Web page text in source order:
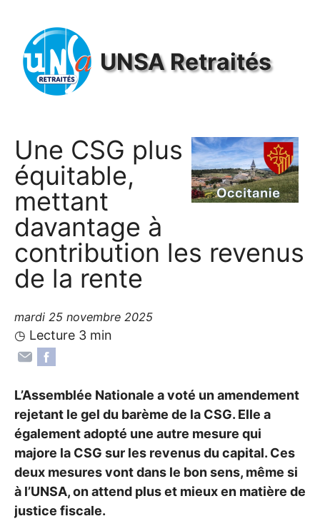
UNSARetraités
Une CSG plus
équitable,
mettant
davantage à
contribution les revenus
de la rente
mardi 25 novembre 2025
◷ Lecture 3 min
L’Assemblée Nationale a voté un amendement
rejetant le gel du barème de la CSG. Elle a
également adopté une autre mesure qui
majore la CSG sur les revenus du capital. Ces
deux mesures vont dans le bon sens, même si
à l’UNSA, on attend plus et mieux en matière de
justice fiscale.